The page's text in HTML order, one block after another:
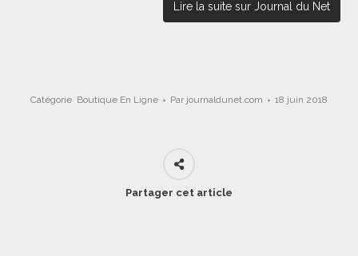
Lire la suite sur Journal du Net
Catégorie Boutique En Ligne Par journaldunet.com 18 juin 2018
Partager cet article